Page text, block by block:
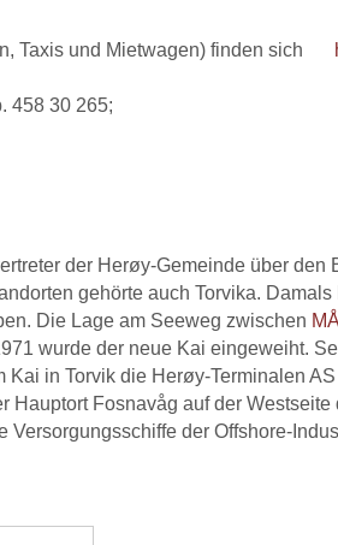
Taxis und Mietwagen) finden sich
458 30 265;
der Herøy-Gemeinde über
gehörte auch Torvika.
Die Lage am Seeweg zwischen
wurde der neue Kai eingeweiht.
in Torvik die Herøy-Terminalen
Hauptort Fosnavåg auf der
der Offshore-